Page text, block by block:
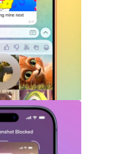
响应功能详解：AI回
上线：动态图也能